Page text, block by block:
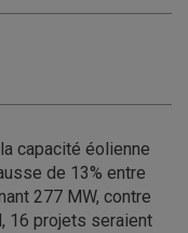
capacité éolienne
de 13% entre
277 MW, contre
16 projets seraient